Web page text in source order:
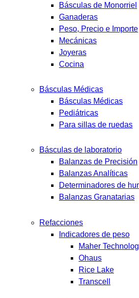
Básculas de Monorriel
Ganaderas
Peso, Precio e Importe
Mecánicas
Joyeras
Cocina
Básculas Médicas
Básculas Médicas
Pediátricas
Para sillas de ruedas
Básculas de laboratorio
Balanzas de Precisión
Balanzas Analíticas
Determinadores de
Balanzas Granatarias
Refacciones
Indicadores de peso
Maher
Ohaus
Rice Lake
Transcell